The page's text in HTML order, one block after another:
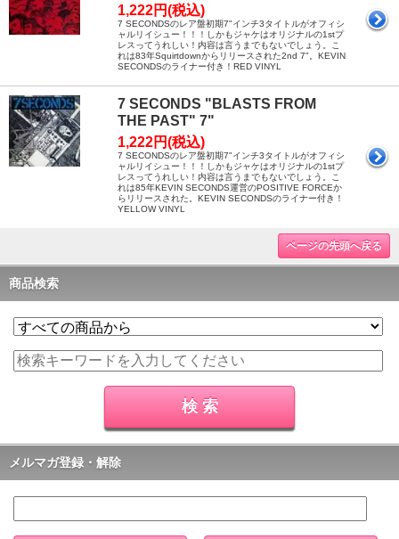
1,222円(税込)
7 SECONDSのレア盤初期7"インチ3タイトルがオフィシ
ャルリイシュー！！！しかもジャケはオリジナルの1stプ
レスってうれしい！内容は言うまでもないでしょう。こ
れは83年Squirtdownからリリースされた2nd 7"。KEVIN
SECONDSのライナー付き！RED VINYL
7 SECONDS "BLASTS FROM
THE PAST" 7"
1,222円(税込)
7 SECONDSのレア盤初期7"インチ3タイトルがオフィシ
ャルリイシュー！！！しかもジャケはオリジナルの1stプ
レスってうれしい！内容は言うまでもないでしょう。こ
れは85年KEVIN SECONDS運営のPOSITIVE FORCEか
らリリースされた。KEVIN SECONDSのライナー付き！
YELLOW VINYL
ページの先頭へ戻る
商品検索
メルマガ登録・解除